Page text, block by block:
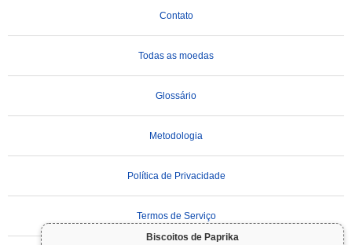
Biscoitos de Paprika
Contato
Todas as moedas
Glossário
Metodologia
Política de Privacidade
Termos de Serviço